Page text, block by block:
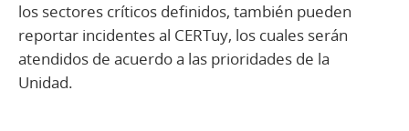
los sectores críticos definidos, también pueden
reportar incidentes al CERTuy, los cuales serán
atendidos de acuerdo a las prioridades de la
Unidad.